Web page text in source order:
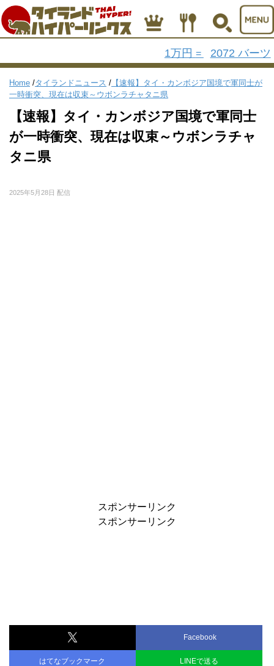
1万円 = 2072 バーツ
Home /タイランドニュース / 【速報】タイ・カンボジア国境で軍同士が
一時衝突、現在は収束～ウボンラチャタニ県
【速報】タイ・カンボジア国境で軍同士
が一時衝突、現在は収束～ウボンラチャ
タニ県
2025年5月28日 配信
スポンサーリンク
スポンサーリンク
Facebook
はてなブックマーク LINEで送る